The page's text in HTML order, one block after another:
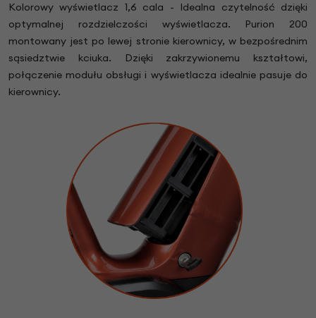
Kolorowy wyświetlacz 1,6 cala - Idealna czytelność dzięki
optymalnej rozdzielczości wyświetlacza. Purion 200
montowany jest po lewej stronie kierownicy, w bezpośrednim
sąsiedztwie kciuka. Dzięki zakrzywionemu kształtowi,
połączenie modułu obsługi i wyświetlacza idealnie pasuje do
kierownicy.